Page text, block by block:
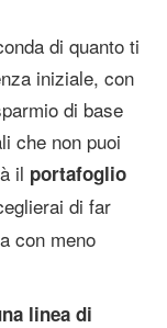
di quanto ti
iniziale, con
di base
che non puoi
il portafoglio
di far
con meno
linea di